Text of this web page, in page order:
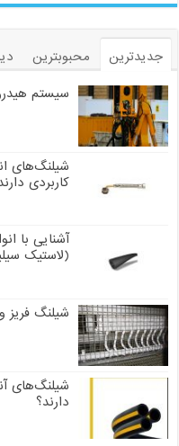
جدیدترین محبوبترین
سیستم
شیلنگ‌های
کاربردی
آشنایی با
(لاستیک
شیلنگ فریز
شیلنگ‌های
دارند؟